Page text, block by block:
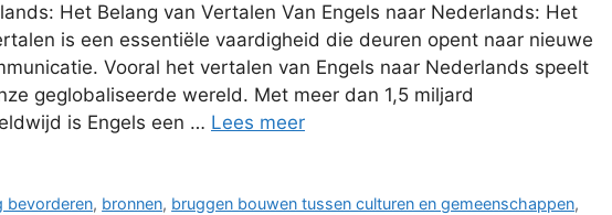
Het Belang van Vertalen Van Engels naar Nederlands: Het
is een essentiële vaardigheid die deuren opent naar nieuwe
Vooral het vertalen van Engels naar Nederlands speelt
geglobaliseerde wereld. Met meer dan 1,5 miljard
is Engels een … Lees meer
bevorderen, bronnen, bruggen bouwen tussen culturen en gemeenschappen,